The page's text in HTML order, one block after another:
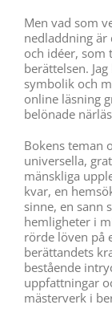
Men vad som
nedladdning är
och idéer,
berättelsen.
symbolik och
online läsning
belönade
Bokens teman
universella,
mänskliga
kvar, en
sinne, en sann
hemligheter i
rörde löven på
berättandets
bestående
uppfattningar
mästerverk i